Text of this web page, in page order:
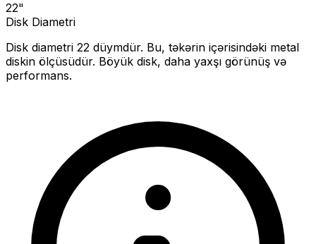
22"
Disk Diametri
Disk diametri 22 düymdür. Bu, təkərin içərisindəki metal
diskin ölçüsüdür. Böyük disk, daha yaxşı görünüş və
performans.